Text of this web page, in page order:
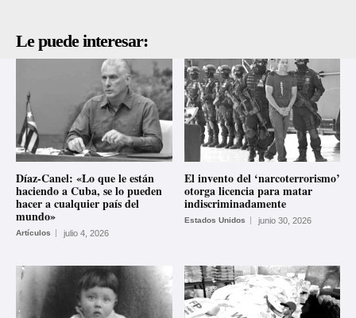
Le puede interesar:
Díaz-Canel: «Lo que le están
haciendo a Cuba, se lo pueden
hacer a cualquier país del
mundo»
Artículos julio 4, 2026
El invento del ‘narcoterrorismo’
otorga licencia para matar
indiscriminadamente
Estados Unidos junio 30, 2026